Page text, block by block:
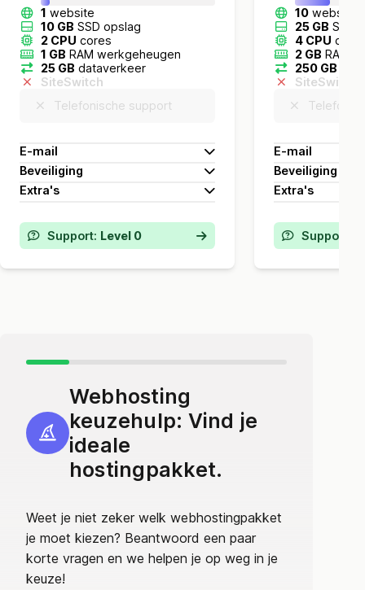
1 website
10 GB SSD opslag
2 CPU cores
1 GB RAM werkgeheugen
25 GB dataverkeer
SiteSwitch
Telefonische support
E-maile-mailadressen
50emails per dag sturen
Roundcube
Beveiliging
SSL certificaten
Backups:1 tot 3 keerper dag
Extra'sLitespeed
Redis
Support: Level 0
10 websites
25 GB SSD
4 CPU
2 GB RAM
250 GB
SiteSwitch
E-mail
1500
Roundcube
Beveiliging
Wildcard
Backups:
Extra'sLitespeed
Redis
Support:
Webhosting
keuzehulp: Vind je
ideale
hostingpakket.
Weet je niet zeker welk webhostingpakket
je moet kiezen? Beantwoord een paar
korte vragen en we helpen je op weg in je
keuze!